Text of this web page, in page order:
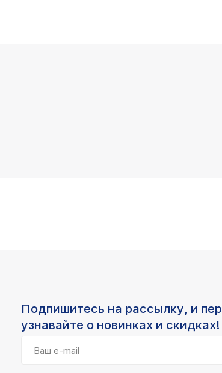
Подпишитесь на рассылку, и
узнавайте о новинках и скидках!